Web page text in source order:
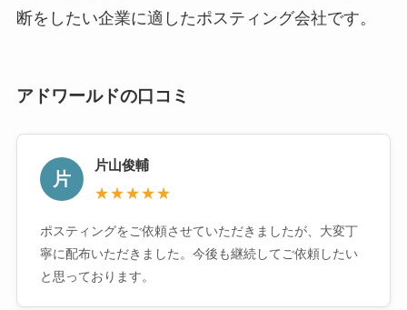
断をしたい企業に適したポスティング会社です。
アドワールドの口コミ
片
片山俊輔
★★★★★
ポスティングをご依頼させていただきましたが、大変丁
寧に配布いただきました。今後も継続してご依頼したい
と思っております。